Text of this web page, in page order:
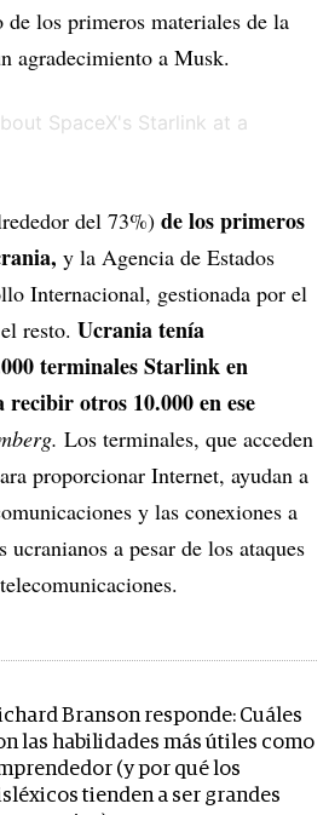
los primeros materiales de la
agradecimiento a Musk.
del 73%) de los primeros
y la Agencia de Estados
Internacional, gestionada por el
resto. Ucrania tenía
terminales Starlink en
otros 10.000 en ese
Los terminales, que acceden
proporcionar Internet, ayudan a
y las conexiones a
a pesar de los ataques
Branson responde: Cuáles
las habilidades más útiles como
(y por qué los
tienden a ser grandes